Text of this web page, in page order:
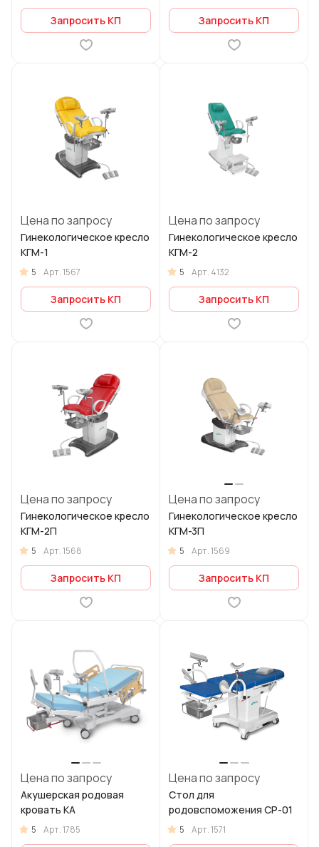
Запросить КП Запросить КП
Цена по запросу
Гинекологическое кресло
КГМ-1
5 Арт.1567
Запросить КП
Цена по запросу
Гинекологическое кресло
КГМ-2
5 Арт. 4132
Запросить КП
Цена по запросу
Гинекологическое кресло
КГМ-2П
5 Арт.1568
Запросить КП
Цена по запросу
Гинекологическое кресло
КГМ-3П
5 Арт.1569
Запросить КП
Цена по запросу
Акушерская родовая
кровать КА
5 Арт.1785
Цена по запросу
Cтол для
родовспоможения СР-01
5 Арт.1571